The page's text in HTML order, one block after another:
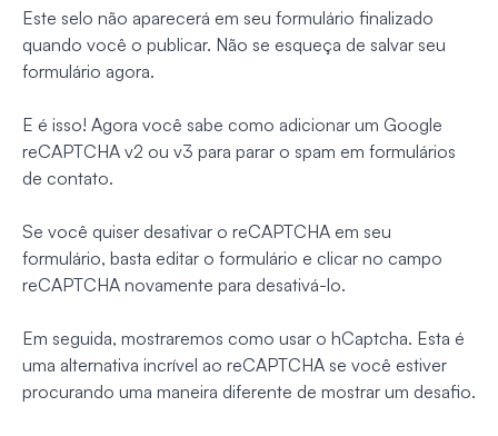
Este selo não aparecerá em seu formulário finalizado
quando você o publicar. Não se esqueça de salvar seu
formulário agora.
E é isso! Agora você sabe como adicionar um Google
reCAPTCHA v2 ou v3 para parar o spam em formulários
de contato.
Se você quiser desativar o reCAPTCHA em seu
formulário, basta editar o formulário e clicar no campo
reCAPTCHA novamente para desativá-lo.
Em seguida, mostraremos como usar o hCaptcha. Esta é
uma alternativa incrível ao reCAPTCHA se você estiver
procurando uma maneira diferente de mostrar um desafio.